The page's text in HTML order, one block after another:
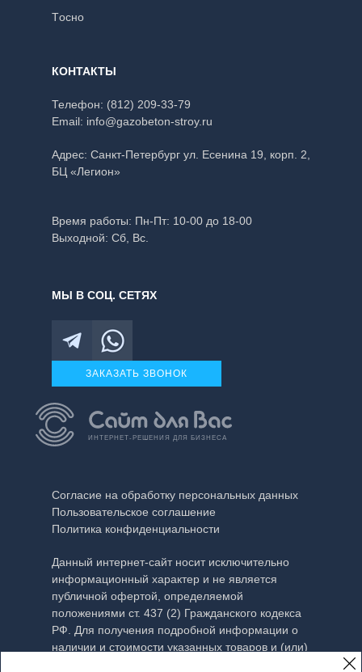
Тoсно
КОНТАКТЫ
Телефон: (812) 209-33-79
Email: info@gazobeton-stroy.ru
Адрес: Санкт-Петербург ул. Есенина 19, корп. 2,
БЦ «Легион»
Время работы: Пн-Пт: 10-00 до 18-00
Выходной: Сб, Вс.
МЫ В СОЦ. СЕТЯХ
ЗАКАЗАТЬ ЗВОНОК
ИНТЕРНЕТ-РЕШЕНИЯ ДЛЯ БИЗНЕСА
Согласие на обработку персональных данных
Пользовательское соглашение
Политика конфиденциальности
Данный интернет-сайт носит исключительно
информационный характер и не является
публичной офертой, определяемой
положениями ст. 437 (2) Гражданского кодекса
РФ. Для получения подробной информации о
наличии и стоимости указанных товаров и (или)